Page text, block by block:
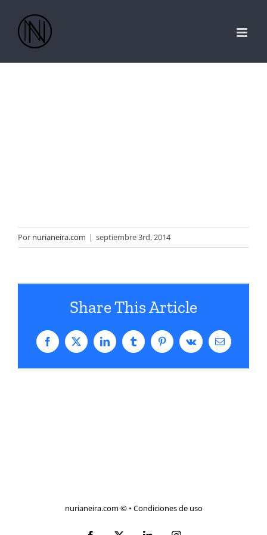
contenido
Por nurianeira.com | septiembre 3rd, 2014
Share This Article
Facebook
X LinkedInTumblr PinterestVk
Correo
electrónico
nurianeira.com © • Condiciones de uso